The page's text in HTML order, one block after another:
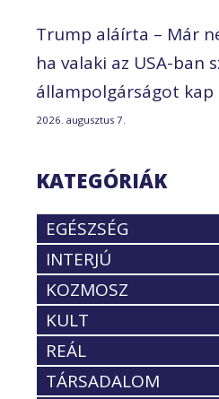
Trump aláírta – Már
ha valaki az USA-ban
állampolgárságot kap
2026. augusztus 7.
KATEGÓRIÁK
EGÉSZSÉG
INTERJÚ
KOZMOSZ
KULT
REÁL
TÁRSADALOM